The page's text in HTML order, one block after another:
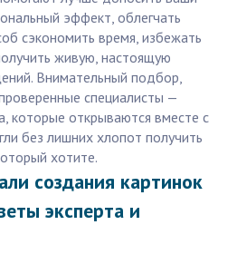
эффект, облегчать
сэкономить время, избежать
живую, настоящую
Внимательный подбор,
специалисты —
которые открываются вместе с
без лишних хлопот получить
хотите.
создания картинок
эксперта и